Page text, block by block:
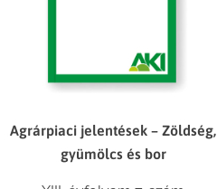
Agrárpiaci jelentések – Zöldség,
gyümölcs és bor